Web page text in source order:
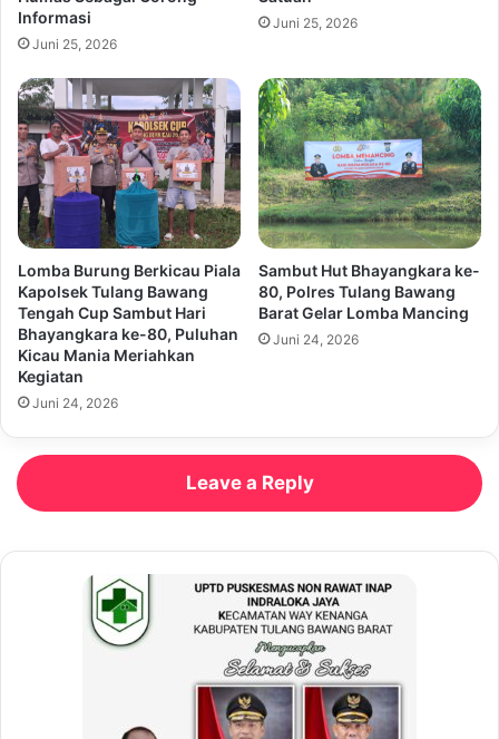
Informasi
Juni 25, 2026
Juni 25, 2026
Lomba Burung Berkicau Piala
Kapolsek Tulang Bawang
Tengah Cup Sambut Hari
Bhayangkara ke-80, Puluhan
Kicau Mania Meriahkan
Kegiatan
Juni 24, 2026
Sambut Hut Bhayangkara ke-
80, Polres Tulang Bawang
Barat Gelar Lomba Mancing
Juni 24, 2026
Leave a Reply